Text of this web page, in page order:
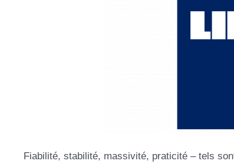
Fiabilité, stabilité, massivité, praticité – tels